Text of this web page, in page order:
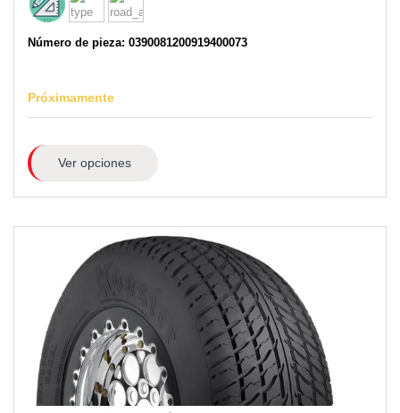
Número de pieza: 0390081200919400073
Próximamente
Ver opciones